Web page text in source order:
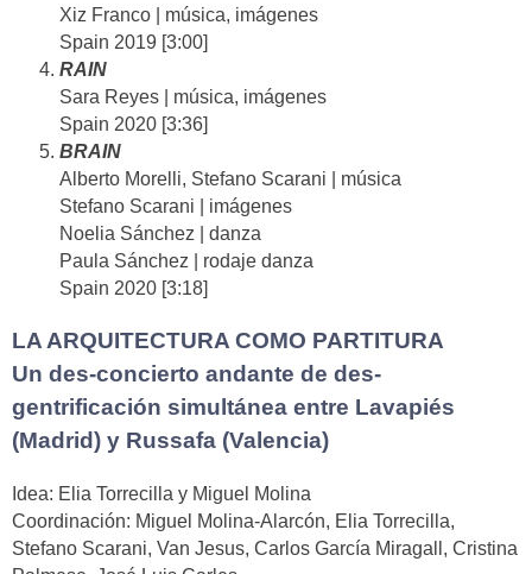
Xiz Franco | música, imágenes
Spain 2019 [3:00]
RAIN
Sara Reyes | música, imágenes
Spain 2020 [3:36]
BRAIN
Alberto Morelli, Stefano Scarani | música
Stefano Scarani | imágenes
Noelia Sánchez | danza
Paula Sánchez | rodaje danza
Spain 2020 [3:18]
LA ARQUITECTURA COMO PARTITURA
Un des-concierto andante de des-
gentrificación simultánea entre Lavapiés
(Madrid) y Russafa (Valencia)
Idea: Elia Torrecilla y Miguel Molina
Coordinación: Miguel Molina-Alarcón, Elia Torrecilla,
Stefano Scarani, Van Jesus, Carlos García Miragall, Cristina